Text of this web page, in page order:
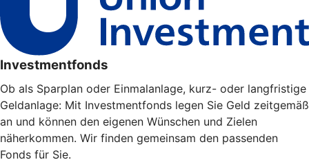
Investmentfonds
Ob als Sparplan oder Einmalanlage, kurz- oder langfristige
Geldanlage: Mit Investmentfonds legen Sie Geld zeitgemäß
an und können den eigenen Wünschen und Zielen
näherkommen. Wir finden gemeinsam den passenden
Fonds für Sie.